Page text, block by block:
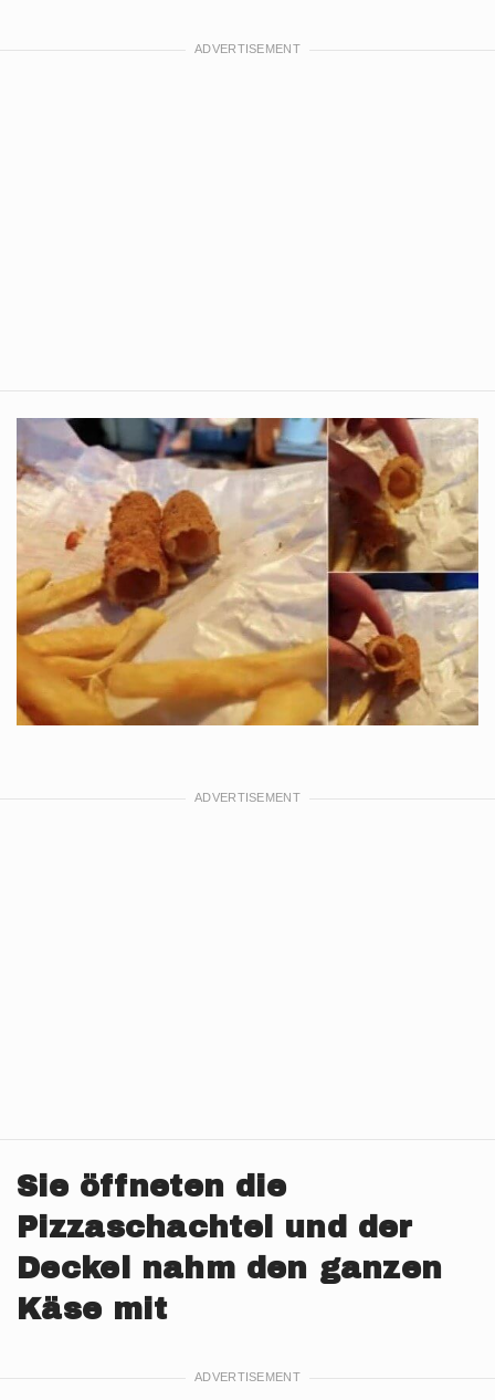
Sie öffneten die
Pizzaschachtel und der
Deckel nahm den ganzen
Käse mit